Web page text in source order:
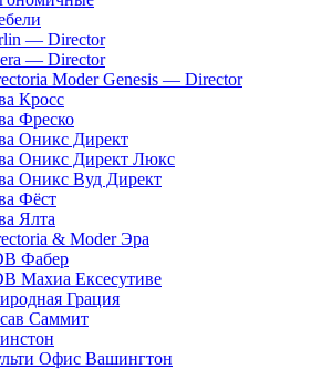
— Director
— Director
Moder Genesis — Director
Кросс
Фреско
Оникс Директ
Оникс Директ Люкс
Оникс Вуд Директ
Фёст
Ялта
& Moder Эра
Фабер
Махиа Ексесутиве
Грация
Саммит
Офис Вашингтон